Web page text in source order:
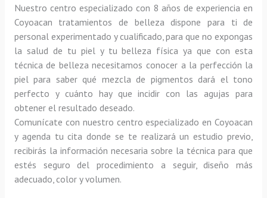
Nuestro centro especializado con 8 años de experiencia en
Coyoacan tratamientos de belleza dispone para ti de
personal experimentado y cualificado, para que no expongas
la salud de tu piel y tu belleza física ya que con esta
técnica de belleza necesitamos conocer a la perfección la
piel para saber qué mezcla de pigmentos dará el tono
perfecto y cuánto hay que incidir con las agujas para
obtener el resultado deseado.
Comunícate con nuestro centro especializado en Coyoacan
y agenda tu cita donde se te realizará un estudio previo,
recibirás la información necesaria sobre la técnica para que
estés seguro del procedimiento a seguir, diseño más
adecuado, color y volumen.